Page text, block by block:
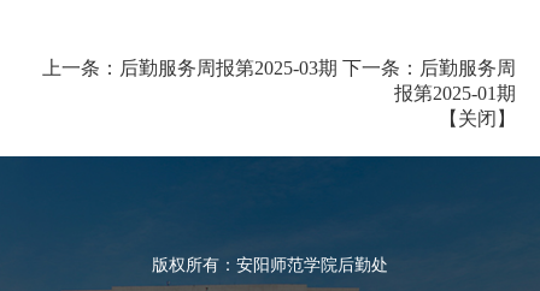
第 4 页
上一条： 后勤服务周报第2025-03期 下一条： 后勤服务周
报第2025-01期
【 关闭 】
版权所有：安阳师范学院后勤处